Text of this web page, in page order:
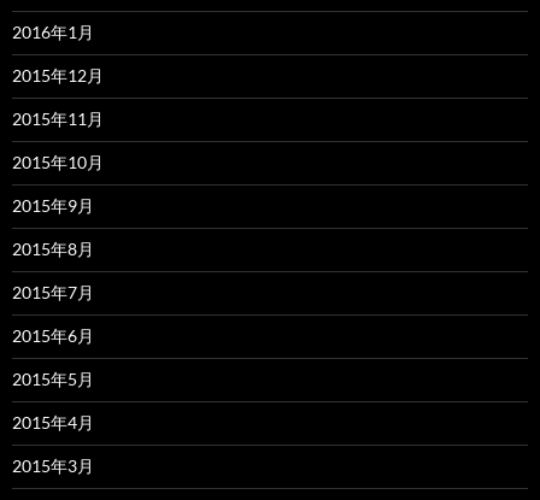
2016年1月
2015年12月
2015年11月
2015年10月
2015年9月
2015年8月
2015年7月
2015年6月
2015年5月
2015年4月
2015年3月